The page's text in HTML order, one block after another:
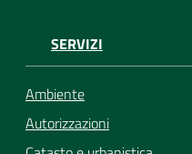
SERVIZI
Ambiente
Autorizzazioni